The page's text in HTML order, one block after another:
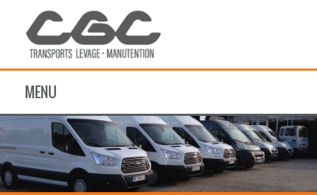
MENU